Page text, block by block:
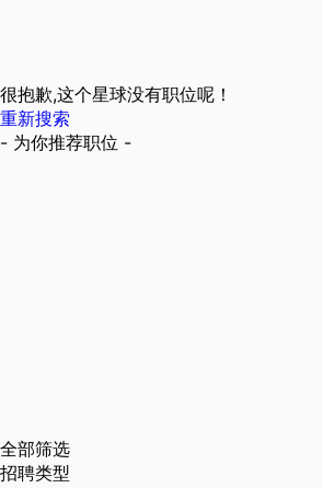
很抱歉,这个星球没有职位呢！
重新搜索
- 为你推荐职位 -
全部筛选
招聘类型